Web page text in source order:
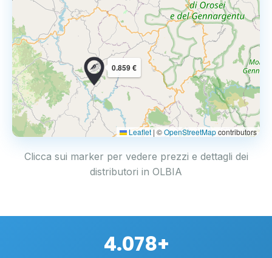
0.859 €
Leaflet | ©OpenStreetMapcontributors
Clicca sui marker per vedere prezzi e dettagli dei
distributori in OLBIA
4.078+